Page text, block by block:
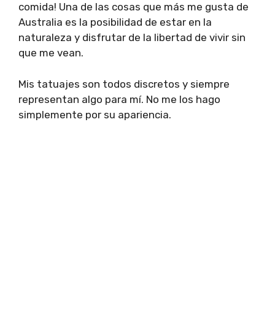
comida! Una de las cosas que más me gusta de
Australia es la posibilidad de estar en la
naturaleza y disfrutar de la libertad de vivir sin
que me vean.
Mis tatuajes son todos discretos y siempre
representan algo para mí. No me los hago
simplemente por su apariencia.